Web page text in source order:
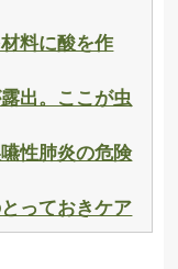
料に酸を作
出。ここが虫
性肺炎の危険
っておきケア